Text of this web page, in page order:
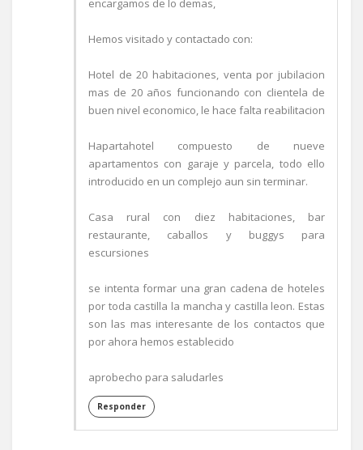
encargamos de lo demas,
Hemos visitado y contactado con:
Hotel de 20 habitaciones, venta por jubilacion
mas de 20 años funcionando con clientela de
buen nivel economico, le hace falta reabilitacion
Hapartahotel compuesto de nueve
apartamentos con garaje y parcela, todo ello
introducido en un complejo aun sin terminar.
Casa rural con diez habitaciones, bar
restaurante, caballos y buggys para
escursiones
se intenta formar una gran cadena de hoteles
por toda castilla la mancha y castilla leon. Estas
son las mas interesante de los contactos que
por ahora hemos establecido
aprobecho para saludarles
Responder